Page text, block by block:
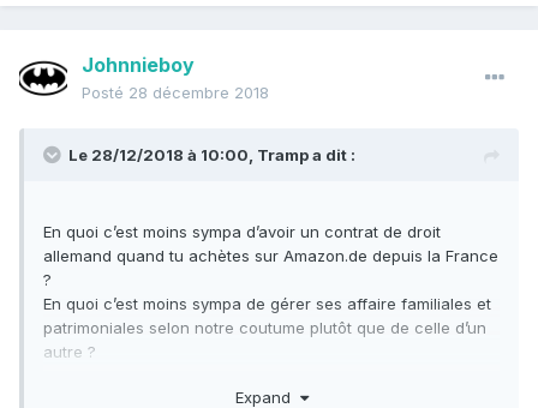
Johnnieboy
Posté 28 décembre 2018
Le 28/12/2018 à 10:00, Trampa dit :
En quoi c’est moins sympa d’avoir un contrat de droit
allemand quand tu achètes sur Amazon.de depuis la France
?
En quoi c’est moins sympa de gérer ses affaire familiales et
patrimoniales selon notre coutume plutôt que de celle d’un
autre ?
Expand